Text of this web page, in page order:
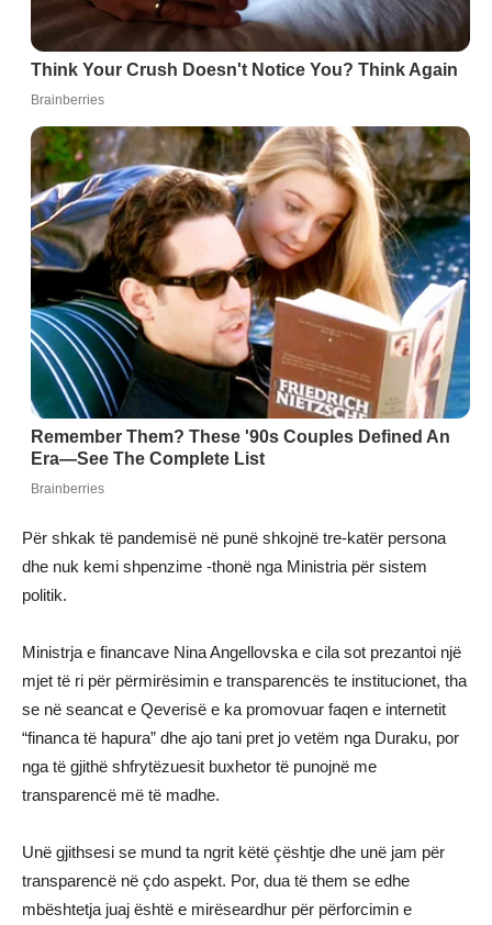
Për shkak të pandemisë në punë shkojnë tre-katër persona
dhe nuk kemi shpenzime -thonë nga Ministria për sistem
politik.
Ministrja e financave Nina Angellovska e cila sot prezantoi një
mjet të ri për përmirësimin e transparencës te institucionet, tha
se në seancat e Qeverisë e ka promovuar faqen e internetit
“financa të hapura” dhe ajo tani pret jo vetëm nga Duraku, por
nga të gjithë shfrytëzuesit buxhetor të punojnë me
transparencë më të madhe.
Unë gjithsesi se mund ta ngrit këtë çështje dhe unë jam për
transparencë në çdo aspekt. Por, dua të them se edhe
mbështetja juaj është e mirëseardhur për përforcimin e